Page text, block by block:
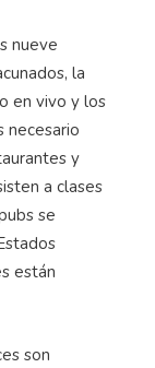
nueve
la
en vivo y los
necesario
y
a clases
se
están
son